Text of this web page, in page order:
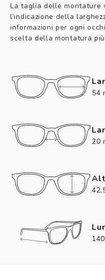
La taglia delle montature
l’indicazione della
informazioni per ogni
scelta della montatura
54
20